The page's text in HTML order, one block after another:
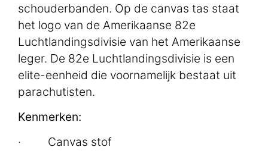
schouderbanden. Op de canvas tas staat
het logo van de Amerikaanse 82e
Luchtlandingsdivisie van het Amerikaanse
leger. De 82e Luchtlandingsdivisie is een
elite-eenheid die voornamelijk bestaat uit
parachutisten.
Kenmerken:
· Canvas stof